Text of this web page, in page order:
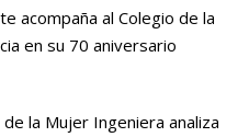
acompaña al Colegio de la
en su 70 aniversario
la Mujer Ingeniera analiza